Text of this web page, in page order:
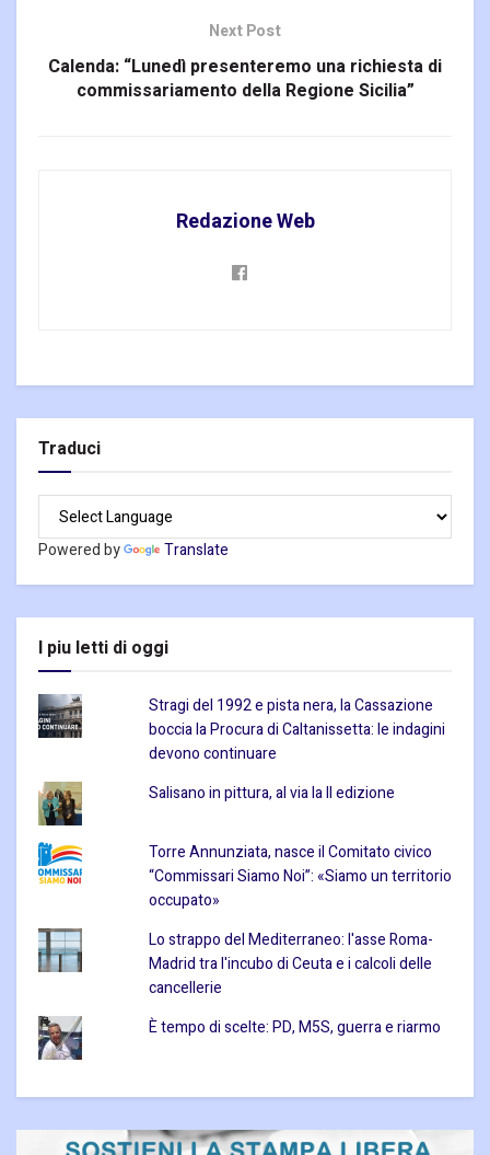
Next Post
Calenda: “Lunedì presenteremo una richiesta di
commissariamento della Regione Sicilia”
Redazione Web
Traduci
Powered by Translate
I piu letti di oggi
Stragi del 1992 e pista nera, la Cassazione
boccia la Procura di Caltanissetta: le indagini
devono continuare
Salisano in pittura, al via la II edizione
Torre Annunziata, nasce il Comitato civico
“Commissari Siamo Noi”: «Siamo un territorio
occupato»
Lo strappo del Mediterraneo: l'asse Roma-
Madrid tra l'incubo di Ceuta e i calcoli delle
cancellerie
È tempo di scelte: PD, M5S, guerra e riarmo